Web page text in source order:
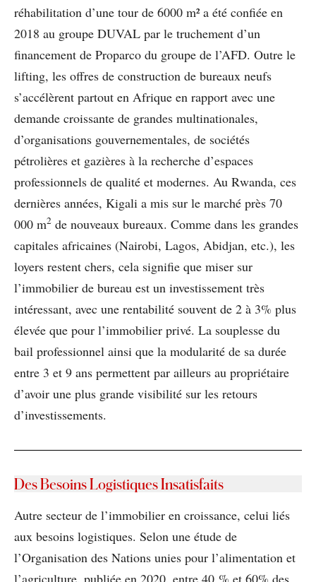
réhabilitation d’une tour de 6000 m² a été confiée en
2018 au groupe DUVAL par le truchement d’un
financement de Proparco du groupe de l’AFD. Outre le
lifting, les offres de construction de bureaux neufs
s’accélèrent partout en Afrique en rapport avec une
demande croissante de grandes multinationales,
d’organisations gouvernementales, de sociétés
pétrolières et gazières à la recherche d’espaces
professionnels de qualité et modernes. Au Rwanda, ces
dernières années, Kigali a mis sur le marché près 70
000 m2 de nouveaux bureaux. Comme dans les grandes
capitales africaines (Nairobi, Lagos, Abidjan, etc.), les
loyers restent chers, cela signifie que miser sur
l’immobilier de bureau est un investissement très
intéressant, avec une rentabilité souvent de 2 à 3% plus
élevée que pour l’immobilier privé. La souplesse du
bail professionnel ainsi que la modularité de sa durée
entre 3 et 9 ans permettent par ailleurs au propriétaire
d’avoir une plus grande visibilité sur les retours
d’investissements.
Des Besoins Logistiques Insatisfaits
Autre secteur de l’immobilier en croissance, celui liés
aux besoins logistiques. Selon une étude de
l’Organisation des Nations unies pour l’alimentation et
l’agriculture, publiée en 2020, entre 40 % et 60% des